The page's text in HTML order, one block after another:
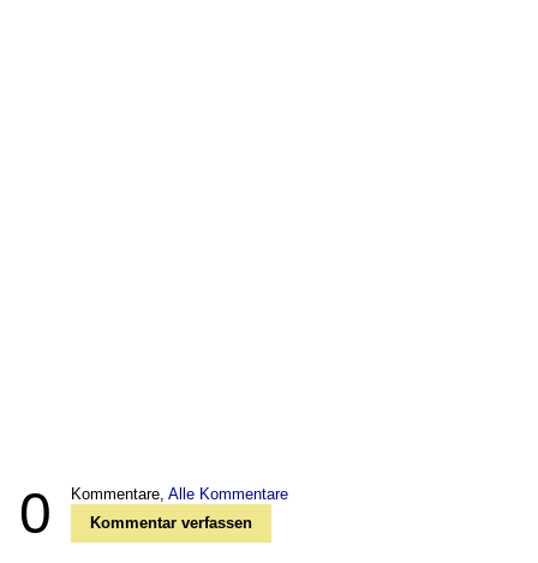
0 Kommentare, Alle Kommentare
Kommentar verfassen